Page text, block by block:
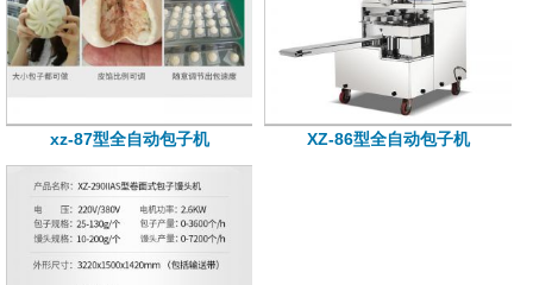
xz-87型全自动包子机 XZ-86型全自动包子机